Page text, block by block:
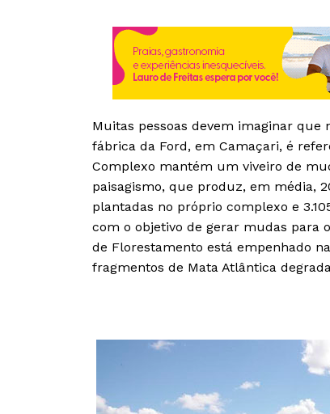
Muitas pessoas devem imaginar
fábrica da Ford, em Camaçari, é
Complexo mantém um viveiro de
paisagismo, que produz, em média,
plantadas no próprio complexo e
com o objetivo de gerar mudas para
de Florestamento está empenhado
fragmentos de Mata Atlântica